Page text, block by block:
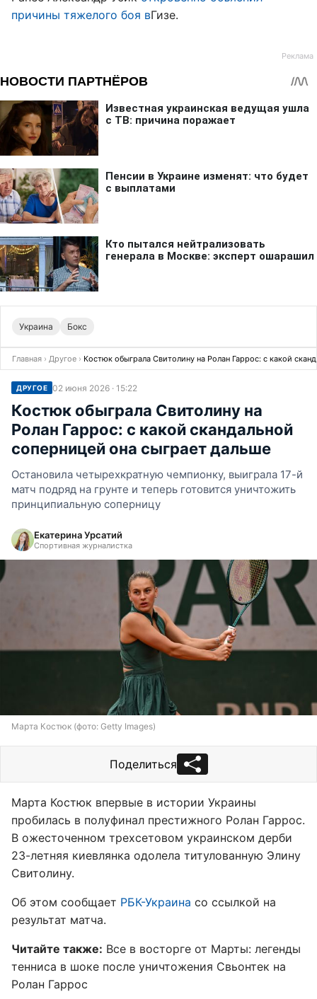
причины тяжелого боя вГизе.
Украина Бокс
Главная › Другое › Костюк обыграла Свитолину на Ролан Гаррос: с какой
ДРУГОЕ 02 июня 2026 · 15:22
Костюк обыграла Свитолину на
Ролан Гаррос: с какой скандальной
соперницей она сыграет дальше
Остановила четырехкратную чемпионку, выиграла 17-й
матч подряд на грунте и теперь готовится уничтожить
принципиальную соперницу
Екатерина Урсатий
Спортивная журналистка
Марта Костюк (фото: Getty Images)
Поделиться
Марта Костюк впервые в истории Украины
пробилась в полуфинал престижного Ролан Гаррос.
В ожесточенном трехсетовом украинском дерби
23-летняя киевлянка одолела титулованную Элину
Свитолину.
Об этом сообщает РБК-Украина со ссылкой на
результат матча.
Читайте также: Все в восторге от Марты: легенды
тенниса в шоке после уничтожения Свьонтек на
Ролан Гаррос